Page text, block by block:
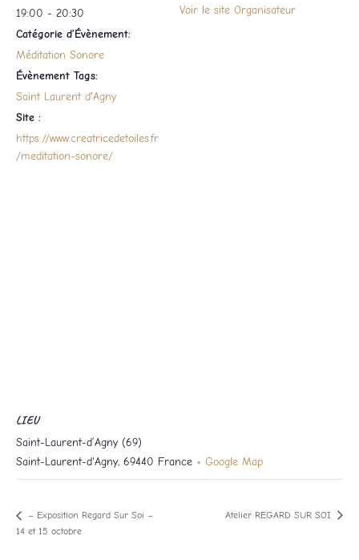
19:00 - 20:30
Catégorie d’Évènement:
Méditation Sonore
Évènement Tags:
Saint Laurent d'Agny
Site :
https://www.creatricedetoiles.fr
/meditation-sonore/
Voir le site Organisateur
LIEU
Saint-Laurent-d’Agny (69)
Saint-Laurent-d'Agny, 69440 France + Google Map
– Exposition Regard Sur Soi –
14 et 15 octobre
Atelier REGARD SUR SOI